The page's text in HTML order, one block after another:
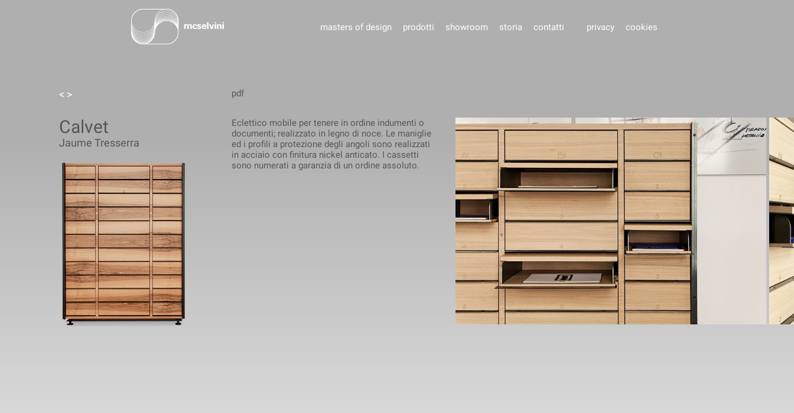
masters of design prodotti showroom storia contatti privacy cookies
< >
Calvet
Jaume Tresserra
pdf
Eclettico mobile per tenere in ordine indumenti o
documenti; realizzato in legno di noce. Le maniglie
ed i profili a protezione degli angoli sono realizzati
in acciaio con finitura nickel anticato. I cassetti
sono numerati a garanzia di un ordine assoluto.